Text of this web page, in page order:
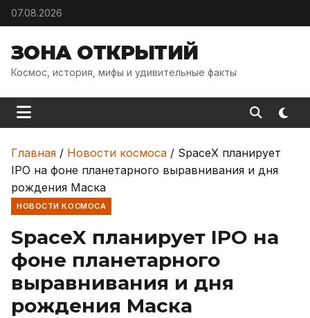
Skip to content
07.08.2026
ЗОНА ОТКРЫТИЙ
Космос, история, мифы и удивительные факты
Главная / Новости космоса / SpaceX планирует
IPO на фоне планетарного выравнивания и дня
рождения Маска
НОВОСТИ КОСМОСА
SpaceX планирует IPO на
фоне планетарного
выравнивания и дня
рождения Маска